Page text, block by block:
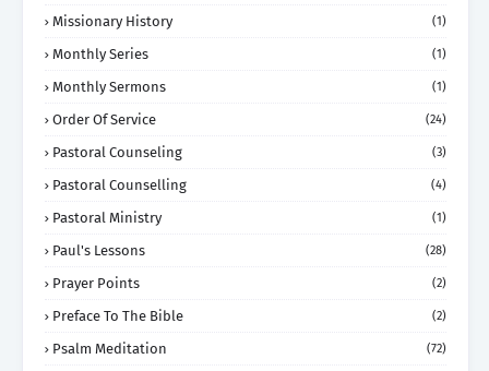
Missionary History (1)
Monthly Series (1)
Monthly Sermons (1)
Order Of Service (24)
Pastoral Counseling (3)
Pastoral Counselling (4)
Pastoral Ministry (1)
Paul's Lessons (28)
Prayer Points (2)
Preface To The Bible (2)
Psalm Meditation (72)